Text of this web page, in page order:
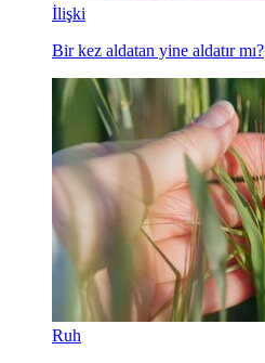
İlişki
Bir kez aldatan yine aldatır mı?
Ruh